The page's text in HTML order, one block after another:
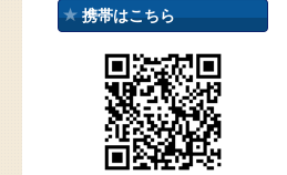
携帯はこちら